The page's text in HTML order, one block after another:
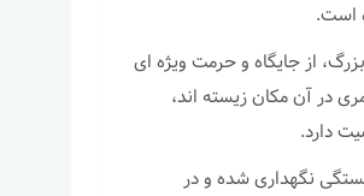
است.
از جایگاه و حرمت ویژه ای
در آن مکان زیسته اند،
دارد.
نگهداری شده و در